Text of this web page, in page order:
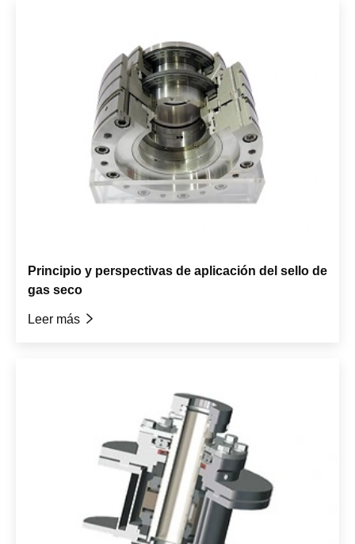
Principio y perspectivas de aplicación del sello de
gas seco
Leer más 